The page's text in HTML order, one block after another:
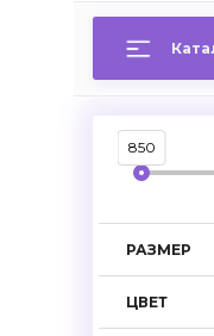
850
РАЗМЕР
ЦВЕТ